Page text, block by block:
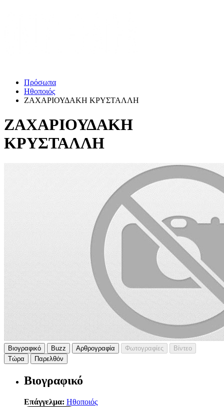
Πρόσωπα
Ηθοποιός
ΖΑΧΑΡΙΟΥΔΑΚΗ ΚΡΥΣΤΑΛΛΗ
ΖΑΧΑΡΙΟΥΔΑΚΗ
ΚΡΥΣΤΑΛΛΗ
Βιογραφικό Buzz Αρθρογραφία Φωτογραφίες
Βίντεο
Τώρα
Παρελθόν
Βιογραφικό
Επάγγελμα: Ηθοποιός